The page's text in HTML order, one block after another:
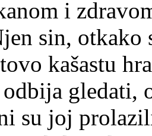
i
sin, otkako
kašastu
gledati,
su joj